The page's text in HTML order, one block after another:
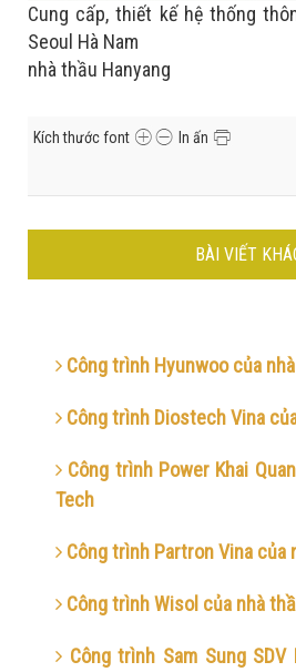
Cung cấp, thiết kế hệ thống
Seoul Hà Nam
nhà thầu Hanyang
Kích thước font In ấn
BÀI VIẾT
Công trình Hyunwoo của
Công trình Diostech Vina
Công trình Power Khai
Tech
Công trình Partron Vina của
Công trình Wisol của nhà
Công trình Sam Sung